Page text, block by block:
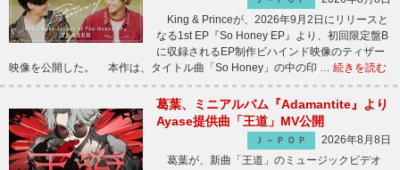
King & Princeが、2026年9月2日にリリースと
なる1st EP『So Honey EP』より、初回限定盤B
に収録されるEP制作ビハインド映像のティザー
映像を公開した。 本作は、タイトル曲「So Honey」の中の印 … 続きを読む
葛葉、ミニアルバム『Adamantite』より
Ayase提供曲「王道」MV公開
Ｊ－ＰＯＰ
2026年8月8日
葛葉が、新曲「王道」のミュージックビデオ